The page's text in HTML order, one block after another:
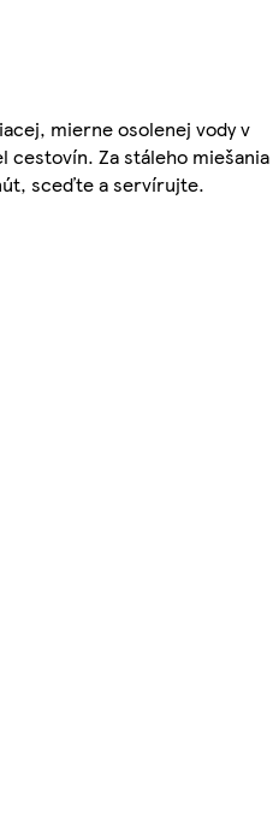
mierne osolenej vody v
cestovín. Za stáleho miešania
sceďte a servírujte.